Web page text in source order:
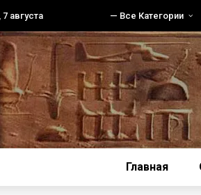
августа — Все Категории
Главная